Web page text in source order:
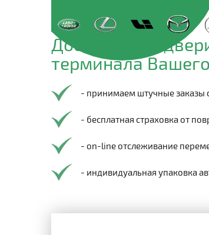
Доставим до
терминала
- принимаем штучные заказы
- бесплатная страховка от
- on-line отслеживание
- индивидуальная упаковка